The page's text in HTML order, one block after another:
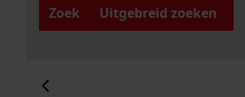
Zoek
Uitgebreid zoeken